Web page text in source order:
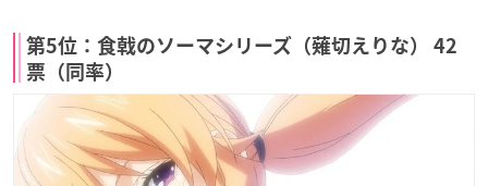
第5位：食戟のソーマシリーズ（薙切えりな） 42
票（同率）